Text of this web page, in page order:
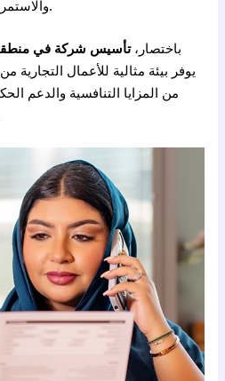
والاستمرارية للأعمال التجارية.
باختصار،تأسيس شركة في
يوفر بيئة مثالية للأعمال
من المزايا التنافسية والدعم